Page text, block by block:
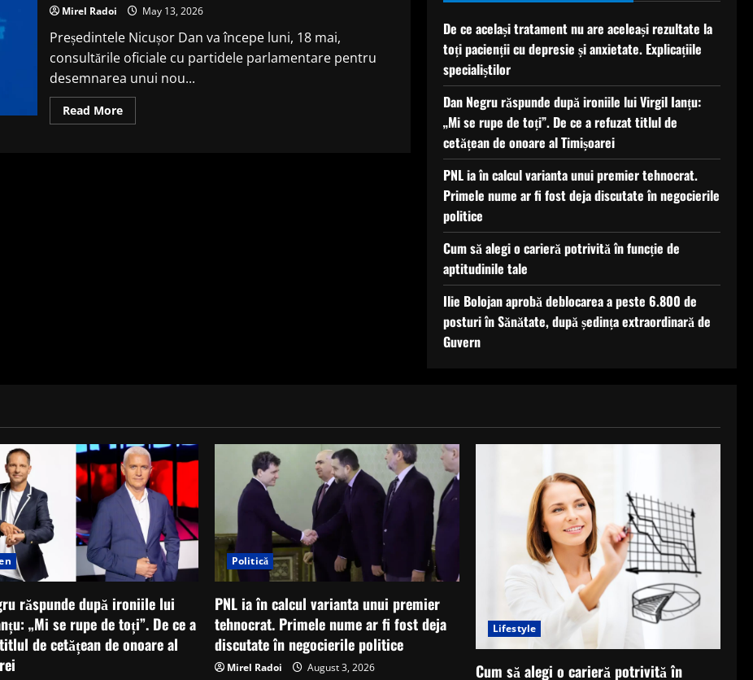
Mirel Radoi May 13, 2026
Președintele Nicușor Dan va începe luni, 18 mai,
consultările oficiale cu partidele parlamentare pentru
desemnarea unui nou...
Read MoreRead
more
De ce același tratament nu are aceleași rezultate la
toți pacienții cu depresie și anxietate. Explicațiile
specialiștilor
Dan Negru răspunde după ironiile lui Virgil Ianțu:
„Mi se rupe de toți”. De ce a refuzat titlul de
cetățean de onoare al Timișoarei
PNL ia în calcul varianta unui premier tehnocrat.
Primele nume ar fi fost deja discutate în negocierile
politice
Cum să alegi o carieră potrivită în funcție de
aptitudinile tale
Ilie Bolojan aprobă deblocarea a peste 6.800 de
posturi în Sănătate, după ședința extraordinară de
Guvern
răspunde după ironiile lui
„Mi se rupe de toți”. De ce a
de cetățean de onoare al
Politică
PNL ia în calcul varianta unui premier
tehnocrat. Primele nume ar fi fost deja
discutate în negocierile politice
Mirel Radoi August 3, 2026
Lifestyle
Cum să alegi o carieră potrivită în